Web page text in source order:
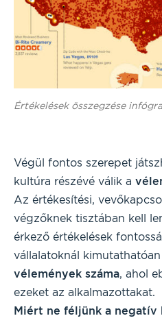
Értékelések összegzése
Végül fontos szerepet
kultúra részévé válik a
Az értékesítési,
végzőknek tisztában kell
érkező értékelések
vállalatoknál kimutathatóan
vélemények száma, ahol
ezeket az alkalmazottakat.
Miért ne féljünk a negatív